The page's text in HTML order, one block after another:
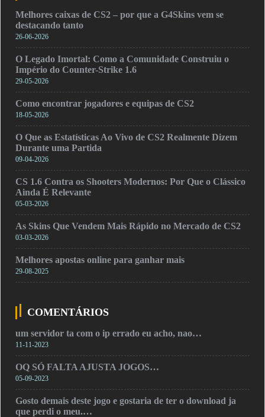
Melhores caixas de CS2 – por que a G4Skins vem se
destacando tanto
26-06-2026
O Legado Imortal: Como a Comunidade Construiu o
Império do Counter-Strike 1.6
29-05-2026
Como encontrar jogadores e equipas de CS2
18-05-2026
O Que as Estatísticas Ao Vivo de CS2 Realmente Dizem
Durante uma Partida
09-04-2026
CS 1.6 Contra os Shooters Modernos: Por Que o Clássico
Ainda É Relevante
05-03-2026
As Skins Que Vendem Mais Rápido no Mercado de CS2
03-03-2026
Melhores apostas online para ganhar mais
29-08-2025
COMENTÁRIOS
um servidor ta com o ip errado eu acho, nao…
11-11-2023
OQ SÓ FALTA AJUSTA JOGOS…
05-09-2023
Gosto demais deste jogo e gostaria de ter o download ja
que perdi o meu.…